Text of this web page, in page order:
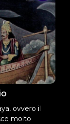
ovvero il
molto